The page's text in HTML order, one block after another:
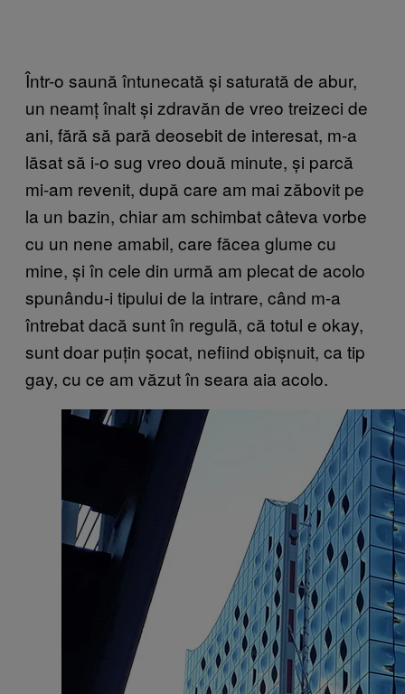
Într-o saună întunecată și saturată de abur,
un neamț înalt și zdravăn de vreo treizeci de
ani, fără să pară deosebit de interesat, m-a
lăsat să i-o sug vreo două minute, și parcă
mi-am revenit, după care am mai zăbovit pe
la un bazin, chiar am schimbat câteva vorbe
cu un nene amabil, care făcea glume cu
mine, și în cele din urmă am plecat de acolo
spunându-i tipului de la intrare, când m-a
întrebat dacă sunt în regulă, că totul e okay,
sunt doar puțin șocat, nefiind obișnuit, ca tip
gay, cu ce am văzut în seara aia acolo.